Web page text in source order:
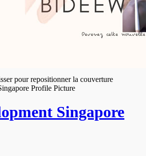
pour repositionner la couverture
Singapore